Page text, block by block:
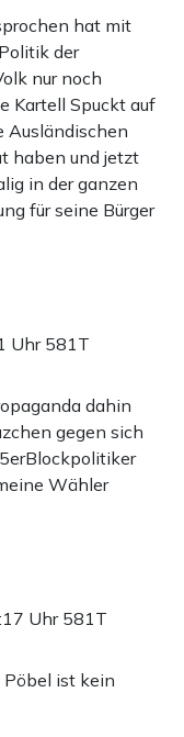
hat mit
der
nur noch
Kartell Spuckt auf
Ausländischen
haben und jetzt
in der ganzen
für seine Bürger
Uhr 581T
dahin
gegen sich
Wähler
Uhr 581T
Pöbel ist kein